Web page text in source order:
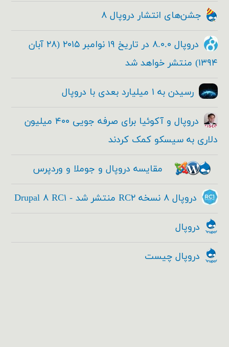
جشن‌های انتشار دروپال ۸
دروپال ۸.۰.۰ در تاریخ ۱۹ نوامبر ۲۰۱۵ (۲۸ آبان
۱۳۹۴) منتشر خواهد شد
رسیدن به ۱ میلیارد بعدی با دروپال
دروپال و آکوئیا برای صرفه جویی ۴۰۰ میلیون
دلاری به سیسکو کمک کردند
مقایسه دروپال و جوملا و وردپرس
دروپال ۸ نسخه RC۲ منتشر شد - Drupal ۸ RC۱
دروپال
دروپال چیست